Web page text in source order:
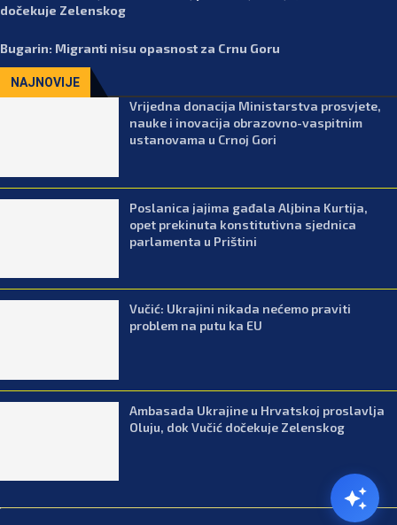
dočekuje Zelenskog
Bugarin: Migranti nisu opasnost za Crnu Goru
NAJNOVIJE
Vrijedna donacija Ministarstva prosvjete,
nauke i inovacija obrazovno-vaspitnim
ustanovama u Crnoj Gori
Poslanica jajima gađala Aljbina Kurtija,
opet prekinuta konstitutivna sjednica
parlamenta u Prištini
Vučić: Ukrajini nikada nećemo praviti
problem na putu ka EU
Ambasada Ukrajine u Hrvatskoj proslavlja
Oluju, dok Vučić dočekuje Zelenskog